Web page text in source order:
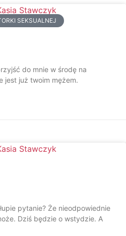
SEKSUALNEJ
do mnie w środę na
jest już twoim mężem.
pytanie? Że nieodpowiednie
Dziś będzie o wstydzie. A